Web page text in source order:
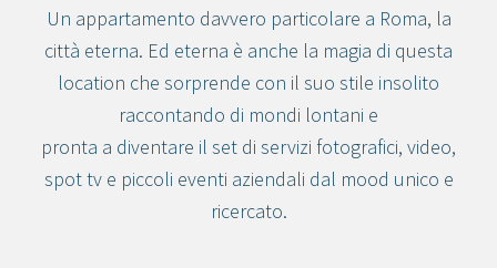
Un appartamento davvero particolare a Roma, la
città eterna. Ed eterna è anche la magia di questa
location che sorprende con il suo stile insolito
raccontando di mondi lontani e
pronta a diventare il set di servizi fotografici, video,
spot tv e piccoli eventi aziendali dal mood unico e
ricercato.